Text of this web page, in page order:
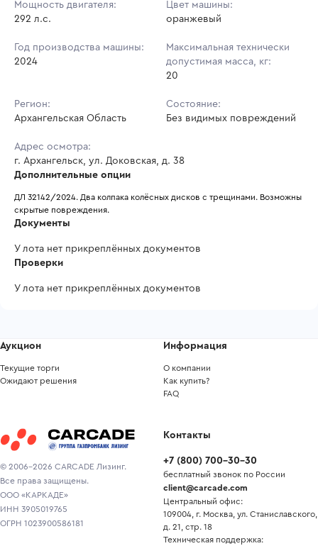
Мощность двигателя:
292 л.с.
Цвет машины:
оранжевый
Год производства машины:
2024
Максимальная технически
допустимая масса, кг:
20
Регион:
Архангельская Область
Состояние:
Без видимых повреждений
Адрес осмотра:
г. Архангельск, ул. Доковская, д. 38
Дополнительные опции
ДЛ 32142/2024. Два колпака колёсных дисков с трещинами. Возможны
скрытые повреждения.
Документы
У лота нет прикреплённых документов
Проверки
У лота нет прикреплённых документов
© 2006-2026 CARCADE Лизинг.
Все права защищены.
ООО «КАРКАДЕ»
ИНН 3905019765
ОГРН 1023900586181
Аукцион
Текущие торги
Ожидают решения
Информация
О компании
Как купить?
FAQ
Контакты
+7 (800) 700-30-30
бесплатный звонок по России
client@carcade.com
Центральный офис:
109004, г. Москва, ул. Станиславского,
д. 21, стр. 18
Техническая поддержка: